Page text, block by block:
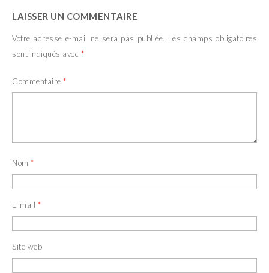
LAISSER UN COMMENTAIRE
Votre adresse e-mail ne sera pas publiée. Les champs obligatoires
sont indiqués avec *
Commentaire *
Nom *
E-mail *
Site web